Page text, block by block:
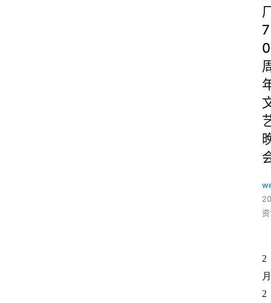
7
0
2
月
2